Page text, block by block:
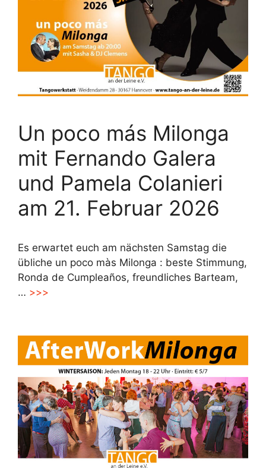
Un poco más Milonga
mit Fernando Galera
und Pamela Colanieri
am 21. Februar 2026
Es erwartet euch am nächsten Samstag die
übliche un poco màs Milonga : beste Stimmung,
Ronda de Cumpleaños, freundliches Barteam,
… >>>